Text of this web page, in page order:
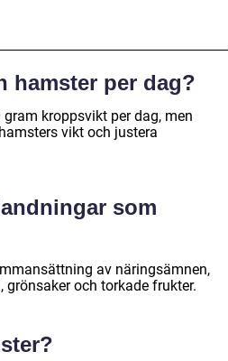
hamster per dag?
kroppsvikt per dag, men
vikt och justera
som
av näringsämnen,
och torkade frukter.